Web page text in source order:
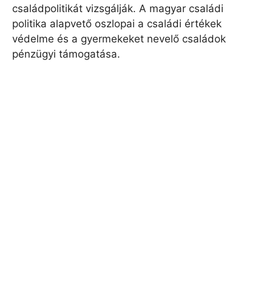
családpolitikát vizsgálják. A magyar családi
politika alapvető oszlopai a családi értékek
védelme és a gyermekeket nevelő családok
pénzügyi támogatása.